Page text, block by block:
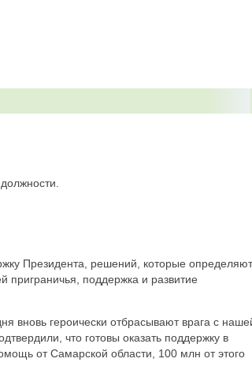
Президента, решений, которые определяют
приграничья, поддержка и развитие
вновь героически отбрасывают врага с
что готовы оказать поддержку в
от Самарской области, 100 млн от этого